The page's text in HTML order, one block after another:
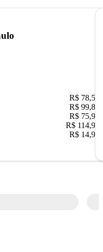
R$ 78,51
R$ 99,89
R$ 75,90
R$ 114,90
R$ 14,90